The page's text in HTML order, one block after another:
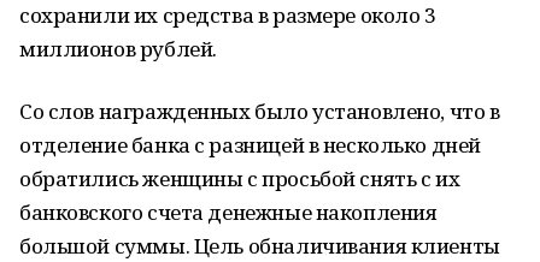
сохранили их средства в размере около 3
миллионов рублей.
Со слов награжденных было установлено, что в
отделение банка с разницей в несколько дней
обратились женщины с просьбой снять с их
банковского счета денежные накопления
большой суммы. Цель обналичивания клиенты